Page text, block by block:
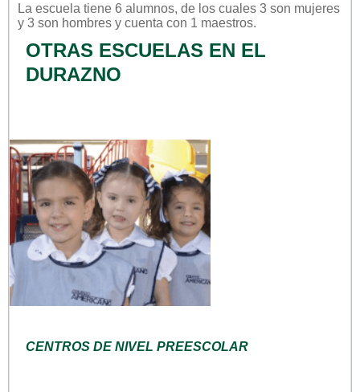
La escuela tiene 6 alumnos, de los cuales 3 son mujeres
y 3 son hombres y cuenta con 1 maestros.
OTRAS ESCUELAS EN EL
DURAZNO
CENTROS DE NIVEL PREESCOLAR